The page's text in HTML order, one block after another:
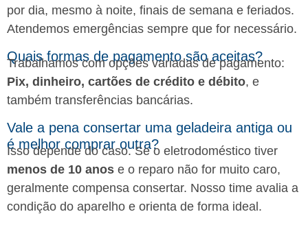
por dia, mesmo à noite, finais de semana e feriados.
Atendemos emergências sempre que for necessário.
Quais formas de pagamento são aceitas?
Trabalhamos com opções variadas de pagamento:
Pix, dinheiro, cartões de crédito e débito, e
também transferências bancárias.
Vale a pena consertar uma geladeira antiga ou
é melhor comprar outra?
Isso depende do caso. Se o eletrodoméstico tiver
menos de 10 anos e o reparo não for muito caro,
geralmente compensa consertar. Nosso time avalia a
condição do aparelho e orienta de forma ideal.